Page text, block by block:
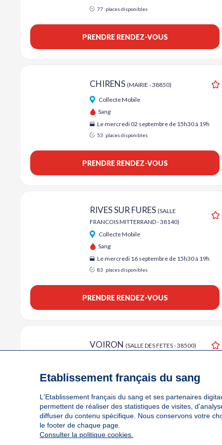
77 places disponibles
PRENDRE RENDEZ-VOUS
CHIRENS (MAIRIE - 38850)
Collecte Mobile
Sang
Le mercredi 02 septembre de 15h30 à 19h
53 places disponibles
PRENDRE RENDEZ-VOUS
RIVES SUR FURES (SALLE
FRANCOIS MITTERRAND - 38140)
Collecte Mobile
Sang
Le mercredi 16 septembre de 15h30 à 19h
83 places disponibles
PRENDRE RENDEZ-VOUS
VOIRON (SALLE DES FETES - 38500)
Sang
Le jeudi 17 septembre de 15h30 à 19h30
89 places disponibles
PRENDRE RENDEZ-VOUS
Etablissement français du sang
L'Etablissement français du sang et ses partenaires
permettent de réaliser des statistiques de visites,
diffuser du contenu spécifique. Nous conservons votre
le footer de chaque page.
Consulter la politique cookies.